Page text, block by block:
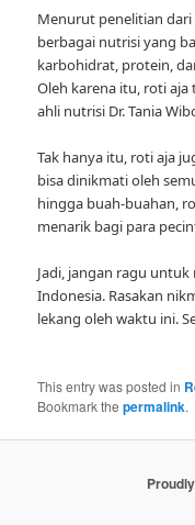
Menurut penelitian
berbagai nutrisi yang
karbohidrat, protein,
Oleh karena itu, roti aja
ahli nutrisi Dr. Tania
Tak hanya itu, roti aja
bisa dinikmati oleh
hingga buah-buahan,
menarik bagi para
Jadi, jangan ragu
Indonesia. Rasakan
lekang oleh waktu ini.
This entry was posted in
Bookmark thepermalink.